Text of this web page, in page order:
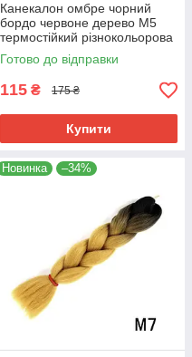
Канекалон омбре чорний
бордо червоне дерево М5
термостійкий різнокольорова
коса Jumbo довжина 60см
вага 100гр для плетіння
Готово до відправки
115 ₴ 175 ₴
Купити
Новинка –34%